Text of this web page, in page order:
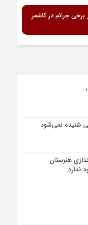
جرائم در کاشمر
شنیده نمی‌شود
هنرستان
ندارد